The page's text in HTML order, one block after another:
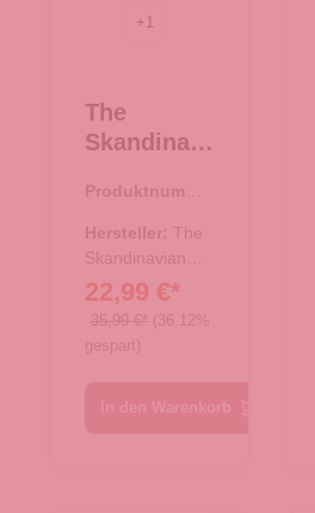
+ 1
The
Skandinavi
Damen
Geldbörse
Leder -
Cognac
Produktnumme
Hersteller: The
Skandinavian
Brand
22,99 €*
35,99 €* (36.12%
gespart)